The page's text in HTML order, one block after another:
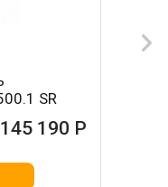
SR
145 190 Р